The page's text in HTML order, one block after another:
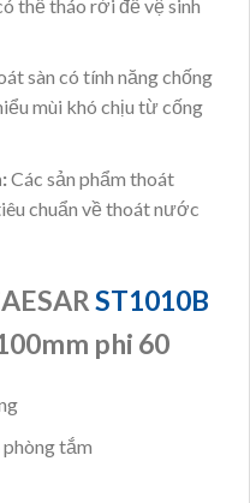
thể tháo rời để vệ sinh
sàn có tính năng chống
mùi khó chịu từ cống
Các sản phẩm thoát
chuẩn về thoát nước
ST1010B
phi 60
tắm